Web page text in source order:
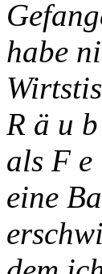
habe
R ä u
als F e
eine